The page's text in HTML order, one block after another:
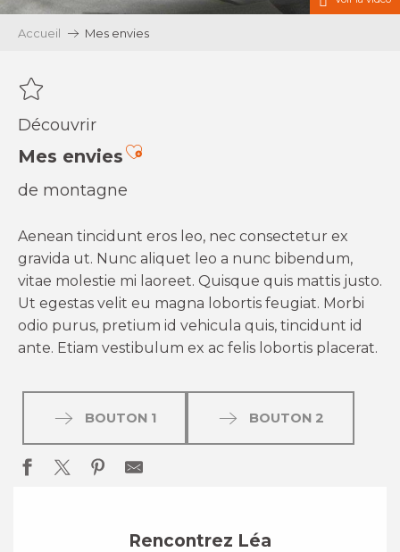
Accueil Mes envies
Découvrir
Mes enviesAjouter aux favoris
de montagne
Aenean tincidunt eros leo, nec consectetur ex
gravida ut. Nunc aliquet leo a nunc bibendum,
vitae molestie mi laoreet. Quisque quis mattis justo.
Ut egestas velit eu magna lobortis feugiat. Morbi
odio purus, pretium id vehicula quis, tincidunt id
ante. Etiam vestibulum ex ac felis lobortis placerat.
BOUTON 1 BOUTON 2
Rencontrez Léa